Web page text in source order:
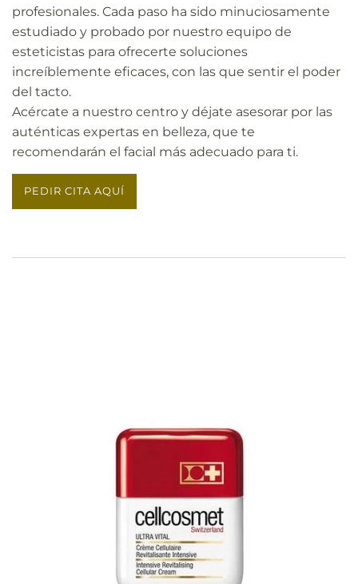
profesionales. Cada paso ha sido minuciosamente
estudiado y probado por nuestro equipo de
esteticistas para ofrecerte soluciones
increíblemente eficaces, con las que sentir el poder
del tacto.
Acércate a nuestro centro y déjate asesorar por las
auténticas expertas en belleza, que te
recomendarán el facial más adecuado para ti.
PEDIR CITA AQUÍ